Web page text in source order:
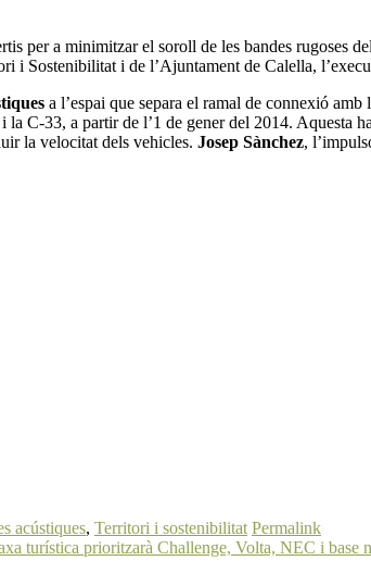
per a minimitzar el soroll de les bandes rugoses
i Sostenibilitat i de l’Ajuntament de Calella,
a l’espai que separa el ramal de connexió
C-33, a partir de l’1 de gener del 2014. Aquesta
la velocitat dels vehicles. Josep Sànchez,
acústiques, Territori i sostenibilitat Permalink
turística prioritzarà Challenge, Volta, NEC i base